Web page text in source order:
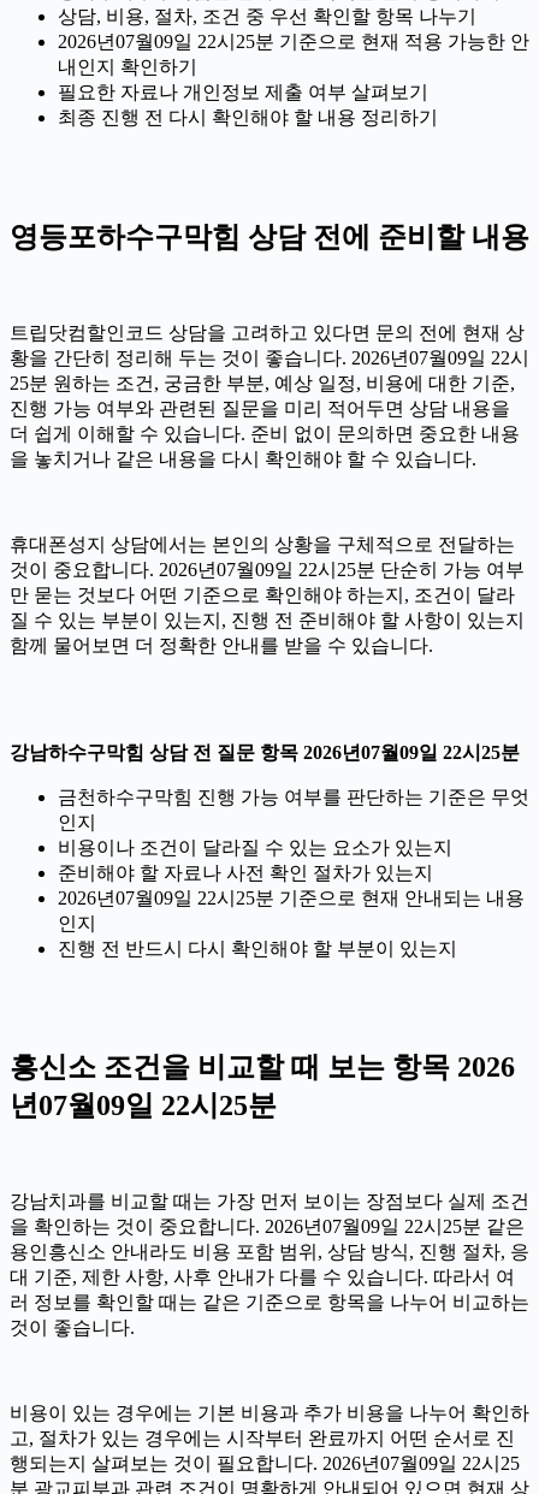
상담, 비용, 절차, 조건 중 우선 확인할 항목 나누기
2026년07월09일 22시25분 기준으로 현재 적용 가능한 안
내인지 확인하기
필요한 자료나 개인정보 제출 여부 살펴보기
최종 진행 전 다시 확인해야 할 내용 정리하기
영등포하수구막힘 상담 전에 준비할 내용
트립닷컴할인코드 상담을 고려하고 있다면 문의 전에 현재 상
황을 간단히 정리해 두는 것이 좋습니다. 2026년07월09일 22시
25분 원하는 조건, 궁금한 부분, 예상 일정, 비용에 대한 기준,
진행 가능 여부와 관련된 질문을 미리 적어두면 상담 내용을
더 쉽게 이해할 수 있습니다. 준비 없이 문의하면 중요한 내용
을 놓치거나 같은 내용을 다시 확인해야 할 수 있습니다.
휴대폰성지 상담에서는 본인의 상황을 구체적으로 전달하는
것이 중요합니다. 2026년07월09일 22시25분 단순히 가능 여부
만 묻는 것보다 어떤 기준으로 확인해야 하는지, 조건이 달라
질 수 있는 부분이 있는지, 진행 전 준비해야 할 사항이 있는지
함께 물어보면 더 정확한 안내를 받을 수 있습니다.
강남하수구막힘 상담 전 질문 항목 2026년07월09일 22시25분
금천하수구막힘 진행 가능 여부를 판단하는 기준은 무엇
인지
비용이나 조건이 달라질 수 있는 요소가 있는지
준비해야 할 자료나 사전 확인 절차가 있는지
2026년07월09일 22시25분 기준으로 현재 안내되는 내용
인지
진행 전 반드시 다시 확인해야 할 부분이 있는지
흥신소 조건을 비교할 때 보는 항목 2026
년07월09일 22시25분
강남치과를 비교할 때는 가장 먼저 보이는 장점보다 실제 조건
을 확인하는 것이 중요합니다. 2026년07월09일 22시25분 같은
용인흥신소 안내라도 비용 포함 범위, 상담 방식, 진행 절차, 응
대 기준, 제한 사항, 사후 안내가 다를 수 있습니다. 따라서 여
러 정보를 확인할 때는 같은 기준으로 항목을 나누어 비교하는
것이 좋습니다.
비용이 있는 경우에는 기본 비용과 추가 비용을 나누어 확인하
고, 절차가 있는 경우에는 시작부터 완료까지 어떤 순서로 진
행되는지 살펴보는 것이 필요합니다. 2026년07월09일 22시25
분 광교피부과 관련 조건이 명확하게 안내되어 있으면 현재 상